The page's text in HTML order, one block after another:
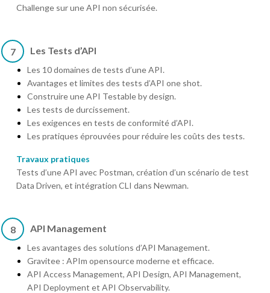
Challenge sur une API non sécurisée.
7 Les Tests d’API
Les 10 domaines de tests d’une API.
Avantages et limites des tests d’API one shot.
Construire une API Testable by design.
Les tests de durcissement.
Les exigences en tests de conformité d’API.
Les pratiques éprouvées pour réduire les coûts des tests.
Travaux pratiques
Tests d’une API avec Postman, création d’un scénario de test
Data Driven, et intégration CLI dans Newman.
8 API Management
Les avantages des solutions d’API Management.
Gravitee : APIm opensource moderne et efficace.
API Access Management, API Design, API Management,
API Deployment et API Observability.